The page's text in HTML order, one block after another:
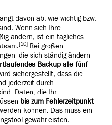
davon ab, wie wichtig bzw.
Wenn sich Ihre
ändern, ist ein tägliches
[10] Bei großen,
die sich ständig ändern
Backup alle fünf
sichergestellt, dass die
jederzeit durch
Daten, die Ihr
bis zum Fehlerzeitpunkt
können. Das muss ein
gewährleisten.